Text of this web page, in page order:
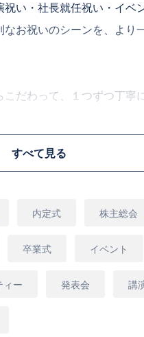
すべて見る
い・社長就任祝い・イベ
お祝いのシーンを、より
だわって、１つずつ丁寧
ご要望など」欄にご入力を
内定式 株主総会
卒業式 イベント
ィー 発表会 講